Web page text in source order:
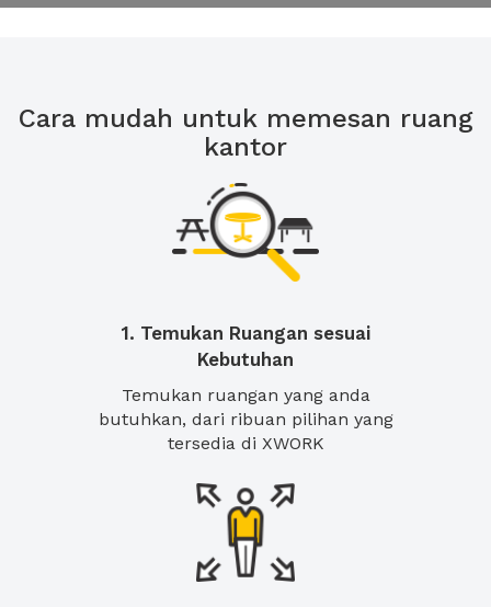
Cara mudah untuk memesan ruang
kantor
1. Temukan Ruangan sesuai
Kebutuhan
Temukan ruangan yang anda
butuhkan, dari ribuan pilihan yang
tersedia di XWORK